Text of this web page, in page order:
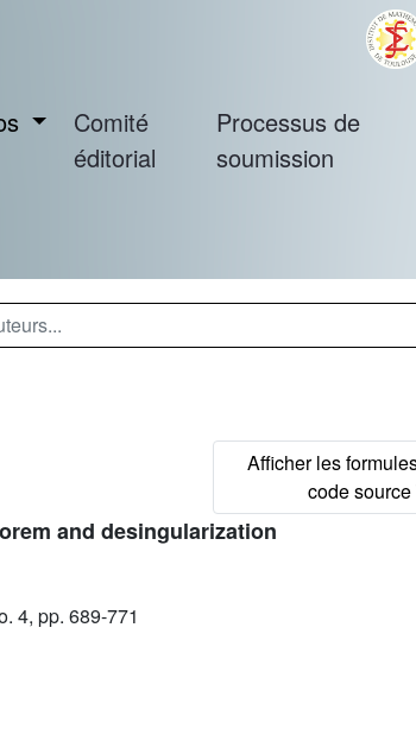
Comité
éditorial
Processus de
soumission
and desingularization
4, pp. 689-771